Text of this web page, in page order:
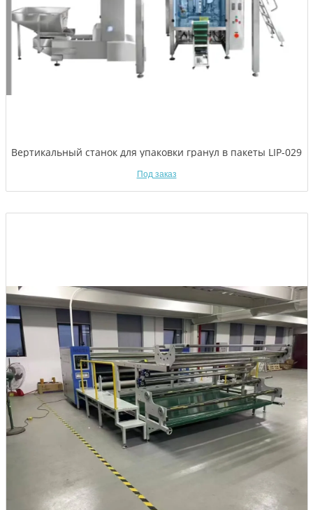
Вертикальный станок для упаковки гранул в пакеты LIP-029
Под заказ